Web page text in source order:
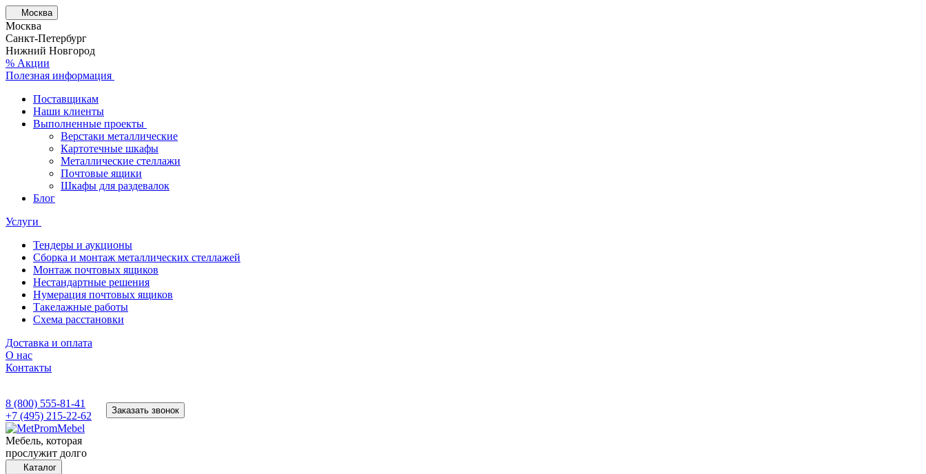
Москва
Москва
Санкт-Петербург
Нижний Новгород
% Акции
Полезная информация
Поставщикам
Наши клиенты
Выполненные проекты
Верстаки металлические
Картотечные шкафы
Металлические стеллажи
Почтовые ящики
Шкафы для раздевалок
Блог
Услуги
Тендеры и аукционы
Сборка и монтаж металлических стеллажей
Монтаж почтовых ящиков
Нестандартные решения
Нумерация почтовых ящиков
Такелажные работы
Схема расстановки
Доставка и оплата
О нас
Контакты
8 (800) 555-81-41
+7 (495) 215-22-62
Заказать звонок
Мебель, которая
прослужит долго
Каталог